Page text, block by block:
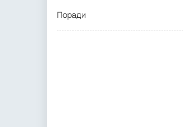
Поради